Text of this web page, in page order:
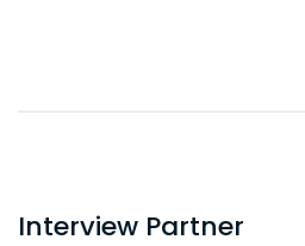
Interview Partner